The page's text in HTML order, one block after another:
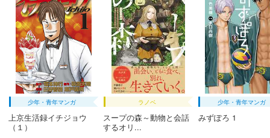
破妖の剣６ 鬱金の暁闇23
550円 (税込)
カート
試し読み
あらすじを表示する
破妖の剣６ 鬱金の暁闇24
550円 (税込)
少年・青年マンガ
上京生活録イチジョウ
（１）
ラノベ
スープの森～動物と会話
するオリ...
少年・青年マンガ
みずぽろ 1